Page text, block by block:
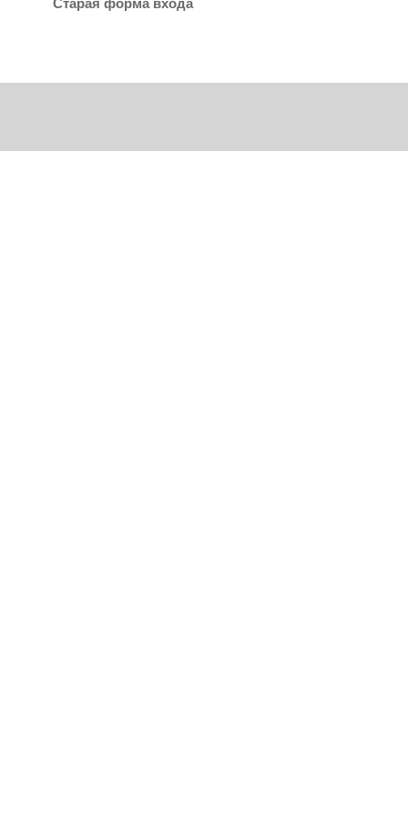
Старая форма входа